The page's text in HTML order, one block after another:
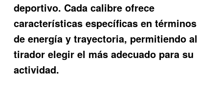
deportivo. Cada calibre ofrece
características específicas en términos
de energía y trayectoria, permitiendo al
tirador elegir el más adecuado para su
actividad.